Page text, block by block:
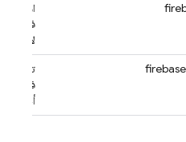
استرداد
فرض
لأحد
تعديل
فرض
أحد